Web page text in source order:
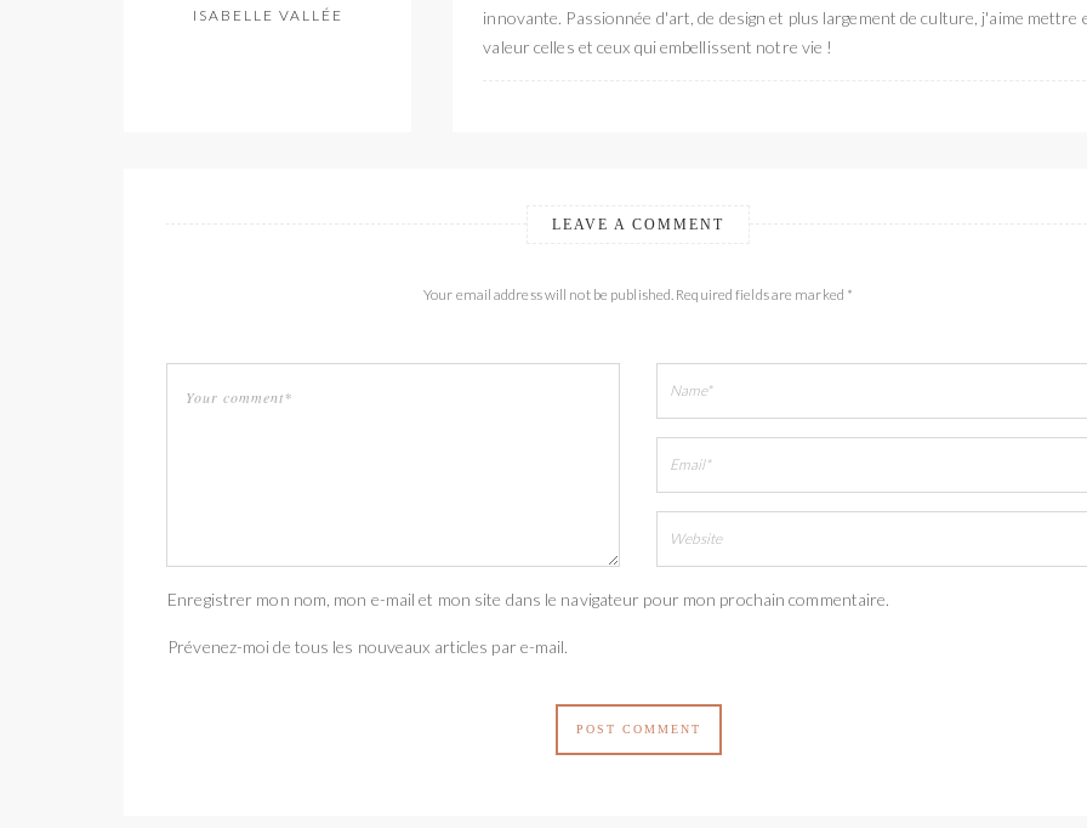
ISABELLE VALLÉE
innovante. Passionnée d'art, de design et plus largement de culture, j'aime mettre
valeur celles et ceux qui embellissent notre vie !
LEAVE A COMMENT
Your email address will not be published. Required fields are marked *
Enregistrer mon nom, mon e-mail et mon site dans le navigateur pour mon prochain commentaire.
Prévenez-moi de tous les nouveaux articles par e-mail.